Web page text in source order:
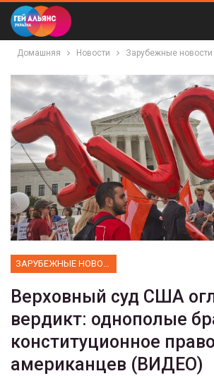
Домашняя Новости Зарубежные новости
ЗАРУБЕЖНЫЕ НОВОСТИ
Верховный суд США
вердикт: однополые
конституционное право
американцев (ВИДЕО)